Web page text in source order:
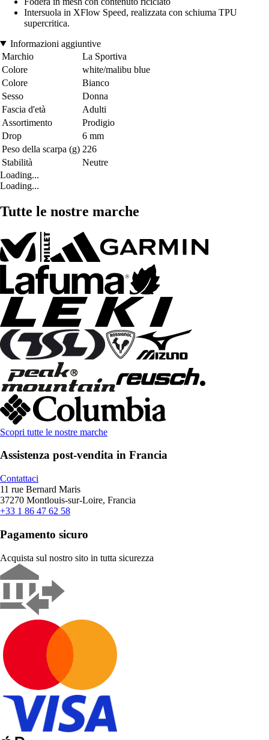
Intersuola in XFlow Speed, realizzata con schiuma TPU
supercritica.
Informazioni aggiuntive
Marchio
La Sportiva
Colore
white/malibu blue
Colore
Bianco
Sesso
Donna
Fascia d'età
Adulti
Assortimento
Prodigio
Drop
6 mm
Peso della scarpa (g) 226
Stabilità
Neutre
Loading...
Loading...
Tutte le nostre marche
Scopri tutte le nostre marche
Assistenza post-vendita in Francia
Contattaci
11 rue Bernard Maris
37270 Montlouis-sur-Loire, Francia
+33 1 86 47 62 58
Pagamento sicuro
Acquista sul nostro sito in tutta sicurezza